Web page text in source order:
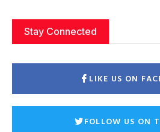
Stay Connected
LIKE US ON
FOLLOW US ON